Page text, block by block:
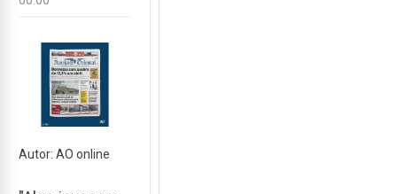
Autor: AO online